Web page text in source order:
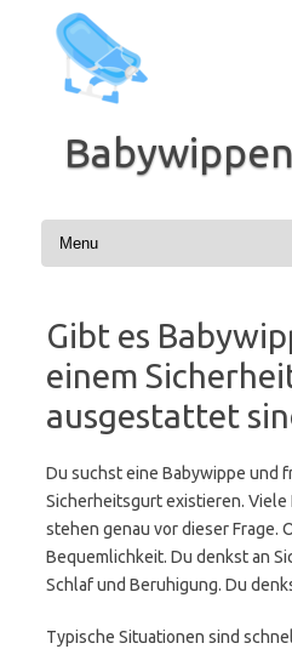
Inhalt
springen
Gibt es
einem
ausgestattet
Du suchst eine Babywippe und
Sicherheitsgurt existieren.
stehen genau vor dieser Frage.
Bequemlichkeit. Du denkst an
Schlaf und Beruhigung. Du
Typische Situationen sind